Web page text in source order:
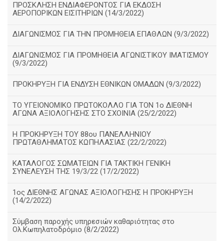
ΠΡΟΣΚΛΗΣΗ ΕΝΔΙΑΦΕΡΟΝΤΟΣ ΓΙΑ ΕΚΔΟΣΗ
ΑΕΡΟΠΟΡΙΚΩΝ ΕΙΣΙΤΗΡΙΩΝ (14/3/2022)
ΔΙΑΓΩΝΙΣΜΟΣ ΓΙΑ ΤΗΝ ΠΡΟΜΗΘΕΙΑ ΕΠΑΘΛΩΝ (9/3/2022)
ΔΙΑΓΩΝΙΣΜΟΣ ΓΙΑ ΠΡΟΜΗΘΕΙΑ ΑΓΩΝΙΣΤΙΚΟΥ ΙΜΑΤΙΣΜΟΥ
(9/3/2022)
ΠΡΟΚΗΡΥΞΗ ΓΙΑ ΕΝΔΥΣΗ ΕΘΝΙΚΩΝ ΟΜΑΔΩΝ (9/3/2022)
ΤΟ ΥΓΕΙΟΝΟΜΙΚΟ ΠΡΩΤΟΚΟΛΛΟ ΓΙΑ ΤΟΝ 1ο ΔΙΕΘΝΗ
ΑΓΩΝΑ ΑΞΙΟΛΟΓΗΣΗΣ ΣΤΟ ΣΧΟΙΝΙΑ (25/2/2022)
Η ΠΡΟΚΗΡΥΞΗ ΤΟΥ 88ου ΠΑΝΕΛΛΗΝΙΟΥ
ΠΡΩΤΑΘΛΗΜΑΤΟΣ ΚΩΠΗΛΑΣΙΑΣ (22/2/2022)
ΚΑΤΑΛΟΓΟΣ ΣΩΜΑΤΕΙΩΝ ΓΙΑ ΤΑΚΤΙΚΗ ΓΕΝΙΚΗ
ΣΥΝΕΛΕΥΣΗ ΤΗΣ 19/3/22 (17/2/2022)
1ος ΔΙΕΘΝΗΣ ΑΓΩΝΑΣ ΑΞΙΟΛΟΓΗΣΗΣ Η ΠΡΟΚΗΡΥΞΗ
(14/2/2022)
Σύμβαση παροχής υπηρεσιών καθαριότητας στο
Ολ.Κωπηλατοδρόμιο (8/2/2022)